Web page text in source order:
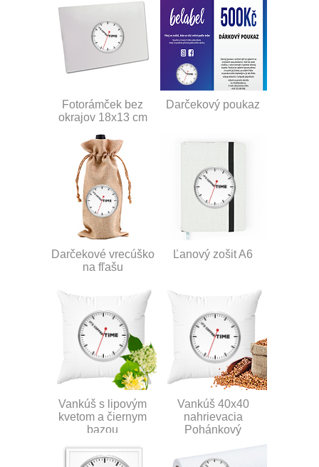
Fotorámček bez
okrajov 18x13 cm
Darčekový poukaz
Darčekové vrecúško
na fľašu
Ľanový zošit A6
Vankúš s lipovým
kvetom a čiernym
bazou
Vankúš 40x40
nahrievacia
Pohánkový